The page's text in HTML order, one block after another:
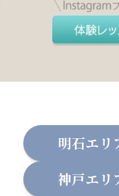
明石エリ
神戸エリ